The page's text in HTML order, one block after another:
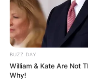
BUZZ DAY
William & Kate Are Not
Why!